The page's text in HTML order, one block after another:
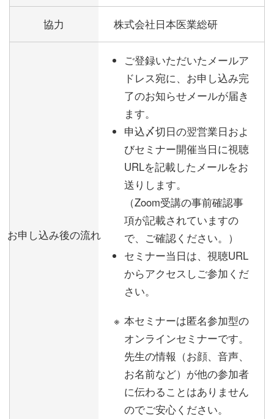
協力 株式会社日本医業総研
お申し込み後の流れ
ご登録いただいたメールア
ドレス宛に、お申し込み完
了のお知らせメールが届き
ます。
申込〆切日の翌営業日およ
びセミナー開催当日に視聴
URLを記載したメールをお
送りします。
（Zoom受講の事前確認事
項が記載されていますの
で、ご確認ください。）
セミナー当日は、視聴URL
からアクセスしご参加くだ
さい。
本セミナーは匿名参加型の
オンラインセミナーです。
先生の情報（お顔、音声、
お名前など）が他の参加者
に伝わることはありません
のでご安心ください。